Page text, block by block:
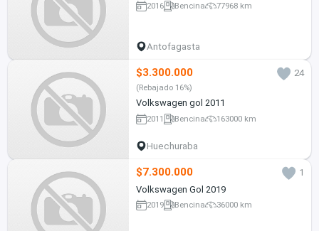
2016 Bencina 77968 km
Antofagasta
$3.300.000 24
(Rebajado 16%)
Volkswagen gol 2011
2011 Bencina 163000 km
Huechuraba
$7.300.000
1
Volkswagen Gol 2019
2019 Bencina 36000 km